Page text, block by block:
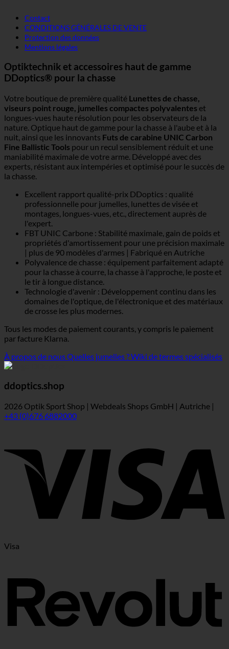
Contact
CONDITIONS GÉNÉRALES DE VENTE
Protection des données
Mentions légales
Optiktechnik et accessoires haut de gamme
DDoptics® pour la chasse
Votre boutique de première qualité Lunettes de chasse,
viseurs point rouge, jumelles compactes polyvalentes et
longues-vues haute résolution pour les observateurs de la
nature. Optique haut de gamme pour la chasse à l'aube et à la
nuit, ainsi que les innovants Futs de carabine UNIC Carbon
Fine Ballistic Tools pour un recul sensiblement réduit et une
maniabilité maximale de votre arme. Développé avec des
experts, résistant aux intempéries et optimisé pour le succès de
la chasse.
Excellent rapport qualité-prix DDoptics : qualité
professionnelle pour jumelles, lunettes de visée et
montages, longues-vues, etc., directement auprès de
l'expert.
FBT UNIC Carbone : Stabilité maximale, gain de poids et
propriétés d'amortissement pour une précision maximale
| plus de 90 modèles d'armes | Fabriqué en Autriche
Polyvalence de chasse : équipement parfaitement adapté
pour la chasse à courre, la chasse à l'approche, le poste et
le tir à longue distance.
Technologie d'avenir : Développement continu dans les
domaines de l'optique, de l'électronique et des matériaux
de crosse les plus modernes.
Tous les modes de paiement courants, y compris le paiement
par facture Klarna.
À propos de nousQuelles jumelles ?Wiki de termes spécialisés
ddoptics.shop
2026 Optik Sport Shop | Webdeals Shops GmbH | Autriche |
+43 (0)676 6882000
Visa